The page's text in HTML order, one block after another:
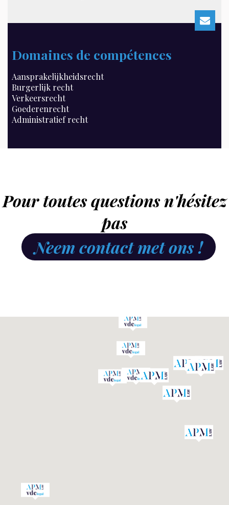
Domaines de compétences
Aansprakelijkheidsrecht
Burgerlijk recht
Verkeersrecht
Goederenrecht
Administratief recht
Pour toutes questions n'hésitez
pas
Neem contact met ons !